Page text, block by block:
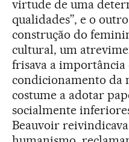
virtude de uma
qualidades”, e o
construção do
cultural, um
frisava a importância
condicionamento da
costume a adotar
socialmente
Beauvoir